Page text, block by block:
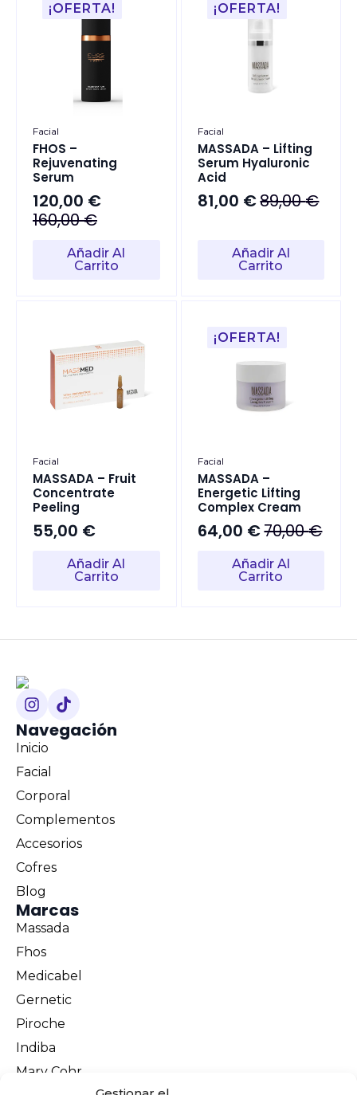
¡OFERTA!
Facial
FHOS –
Rejuvenating
Serum
160,00€
El
original
120,00 €
El
actualAñadir Al
Carrito
¡OFERTA!
Facial
MASSADA – Lifting
Serum Hyaluronic
Acid
89,00€
El
original
81,00 €
El
actualAñadir Al
Carrito
Facial
MASSADA – Fruit
Concentrate
Peeling
55,00 €
Añadir Al
Carrito
¡OFERTA!
Facial
MASSADA –
Energetic Lifting
Complex Cream
70,00€
El
precio
original
64,00 €
El
precio
actual
Añadir Al
Carrito
Navegación
Inicio
Facial
Corporal
Complementos
Accesorios
Cofres
Blog
Marcas
Massada
Fhos
Medicabel
Gernetic
Piroche
Indiba
Mary Cohr
Información legal